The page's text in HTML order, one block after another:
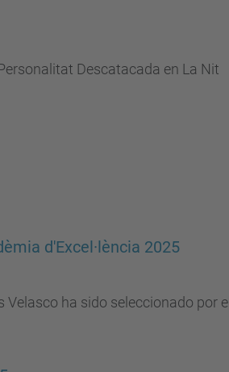
Descatacada en La Nit
d'Excel·lència 2025
ha sido seleccionado por el